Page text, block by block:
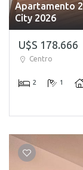
Apartamento
City 2026
U$S 178.666
Centro
2 1